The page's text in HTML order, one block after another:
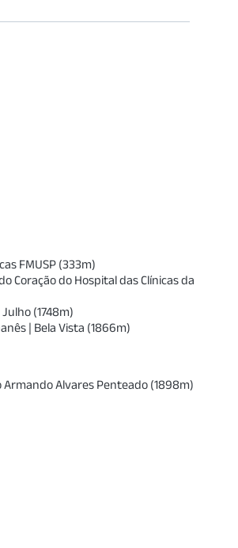
FMUSP(333m)
Coração do Hospital das Clínicas da
Julho(1748m)
| Bela Vista (1866m)
Armando Alvares Penteado(1898m)